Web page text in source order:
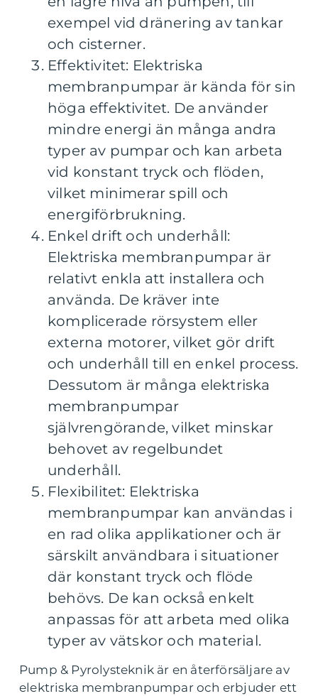
exempel vid dränering av tankar
och cisterner.
Effektivitet: Elektriska
membranpumpar är kända för sin
höga effektivitet. De använder
mindre energi än många andra
typer av pumpar och kan arbeta
vid konstant tryck och flöden,
vilket minimerar spill och
energiförbrukning.
Enkel drift och underhåll:
Elektriska membranpumpar är
relativt enkla att installera och
använda. De kräver inte
komplicerade rörsystem eller
externa motorer, vilket gör drift
och underhåll till en enkel process.
Dessutom är många elektriska
membranpumpar
självrengörande, vilket minskar
behovet av regelbundet
underhåll.
Flexibilitet: Elektriska
membranpumpar kan användas i
en rad olika applikationer och är
särskilt användbara i situationer
där konstant tryck och flöde
behövs. De kan också enkelt
anpassas för att arbeta med olika
typer av vätskor och material.
Pump & Pyrolysteknik är en återförsäljare av
elektriska membranpumpar och erbjuder ett